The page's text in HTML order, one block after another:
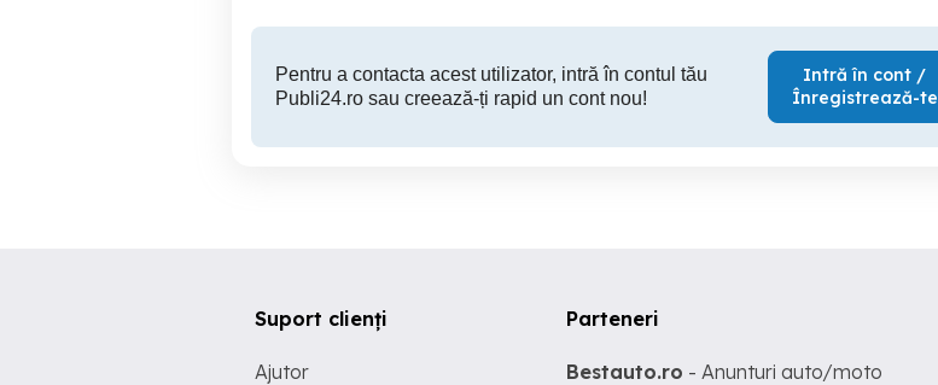
Pentru a contacta acest utilizator, intră în contul tău
Publi24.ro sau creează-ți rapid un cont nou!
Intră în cont /
Înregistrează-te
Suport clienți
Ajutor
Parteneri
Bestauto.ro - Anunturi auto/moto